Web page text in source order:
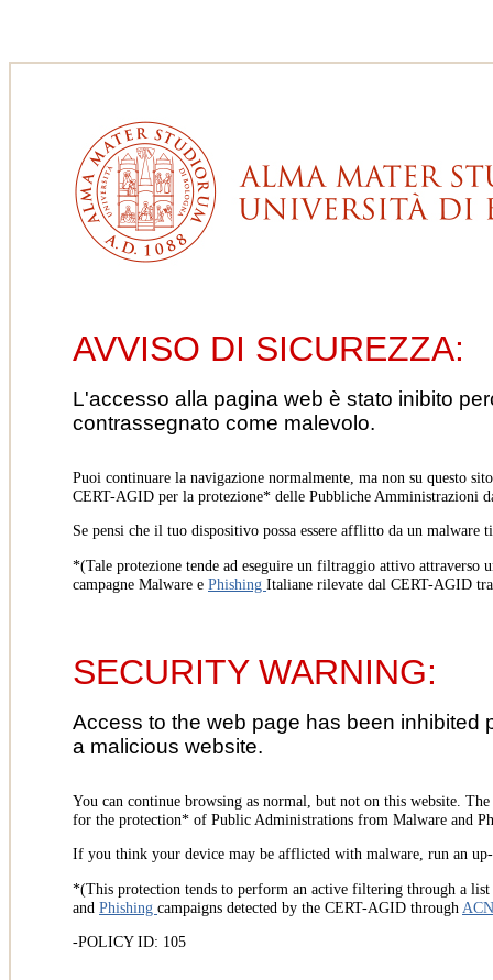
AVVISO DI SICUREZZA:
L'accesso alla pagina web è stato inibito
contrassegnato come malevolo.
Puoi continuare la navigazione normalmente, ma non su questo
CERT-AGID per la protezione* delle Pubbliche Amministrazioni
Se pensi che il tuo dispositivo possa essere afflitto da un
*(Tale protezione tende ad eseguire un filtraggio attivo
campagne Malware e Phishing Italiane rilevate dal CERT-AGID
SECURITY WARNING:
Access to the web page has been
a malicious website.
You can continue browsing as normal, but not on this website.
for the protection* of Public Administrations from Malware and
If you think your device may be afflicted with malware, run an
*(This protection tends to perform an active filtering through a
and Phishing campaigns detected by the CERT-AGID through
-POLICY ID: 105